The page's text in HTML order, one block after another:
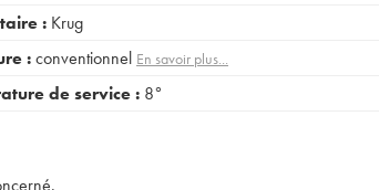
: Krug
:conventionnel En savoir plus...
de service : 8°